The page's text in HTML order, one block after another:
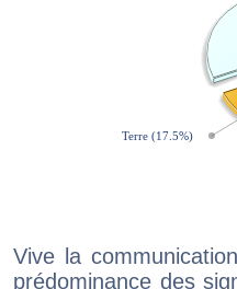
Vive la
prédominance des